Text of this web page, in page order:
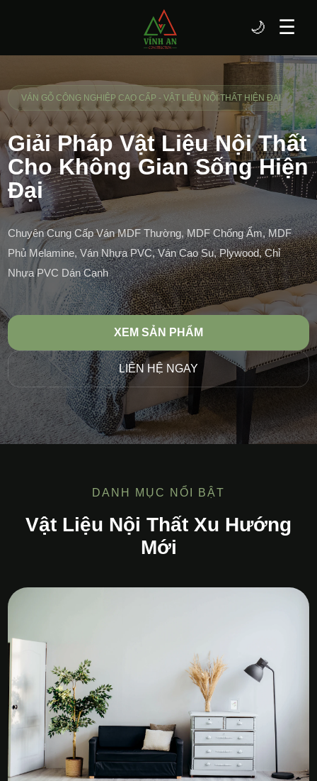
☰
🌙
VÁN GỖ CÔNG NGHIỆP CAO CẤP - VẬT LIỆU NỘI THẤT HIỆN ĐẠI
Giải Pháp Vật Liệu Nội Thất
Cho Không Gian Sống Hiện
Đại
Chuyên Cung Cấp Ván MDF Thường, MDF Chống Ẩm, MDF
Phủ Melamine, Ván Nhựa PVC, Ván Cao Su, Plywood, Chỉ
Nhựa PVC Dán Cạnh
XEM SẢN PHẨM
LIÊN HỆ NGAY
DANH MỤC NỔI BẬT
Vật Liệu Nội Thất Xu Hướng
Mới